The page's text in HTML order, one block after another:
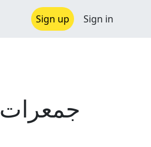
Sign up Sign in
جمعرات 12 ستمبر نیم روز ریڈیو پروگرام